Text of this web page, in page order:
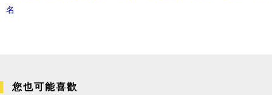
名
您也可能喜歡